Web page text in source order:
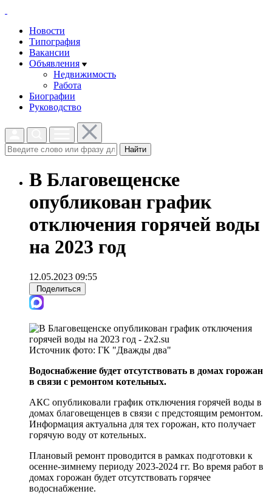
Новости
Типография
Вакансии
Объявления
Недвижимость
Работа
Биографии
Руководство
Найти
В Благовещенске
опубликован график
отключения горячей воды
на 2023 год
12.05.2023 09:55
Поделиться
Источник фото: ГК "Дважды два"
Водоснабжение будет отсутствовать в домах горожан
в связи с ремонтом котельных.
АКС опубликовали график отключения горячей воды в
домах благовещенцев в связи с предстоящим ремонтом.
Информация актуальна для тех горожан, кто получает
горячую воду от котельных.
Плановый ремонт проводится в рамках подготовки к
осенне-зимнему периоду 2023-2024 гг. Во время работ в
домах горожан будет отсутствовать горячее
водоснабжение.